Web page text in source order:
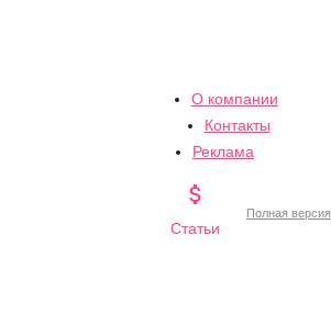
О компании
Контакты
Реклама

Статьи
Полная версия